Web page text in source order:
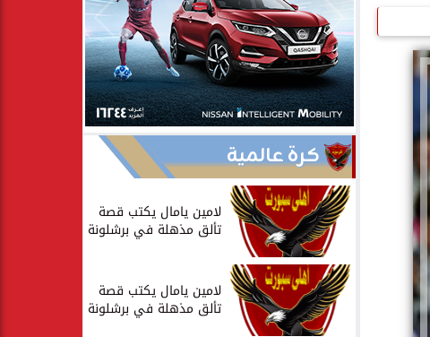
كرة عالمية
لامين يامال يكتب قصة
تألق مذهلة في برشلونة
لامين يامال يكتب قصة
تألق مذهلة في برشلونة